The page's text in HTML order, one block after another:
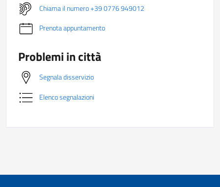
Chiama il numero +39 0776 949012
Prenota appuntamento
Problemi in città
Segnala disservizio
Elenco segnalazioni